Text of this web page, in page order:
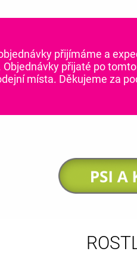
přijímáme a
přijaté po
místa. Děkujeme za
CO